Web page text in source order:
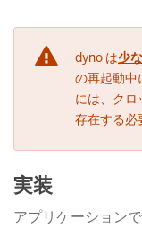
dyno は少
の再起動中
には、ク
存在する必
実装
アプリケーション